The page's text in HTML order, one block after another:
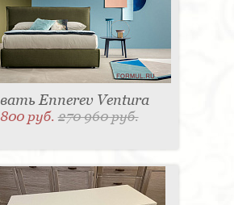
Ennerev Ventura
руб.270 960 руб.